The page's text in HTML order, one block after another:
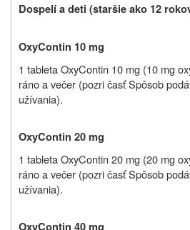
Dospelí a deti (staršie ako 12
OxyContin 10 mg
1 tabletaOxyContin 10 mg (10 mg
ráno a večer (pozri časť Spôsob
užívania).
OxyContin 20 mg
1 tabletaOxyContin 20 mg (20 mg
ráno a večer (pozri časť Spôsob
užívania).
OxyContin 40 mg